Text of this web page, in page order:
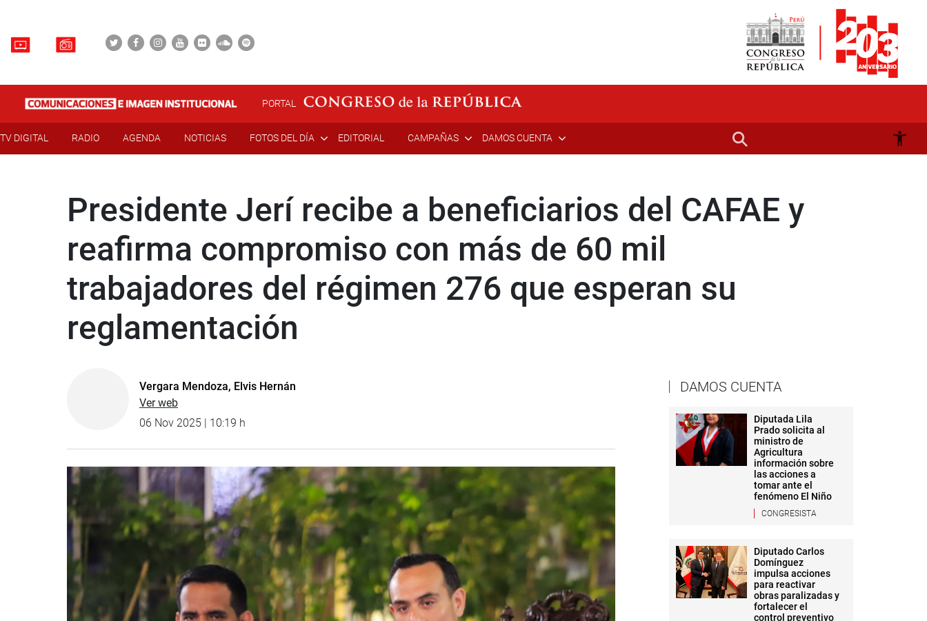
PORTAL
TV DIGITAL RADIO AGENDA NOTICIAS FOTOS DEL DÍA EDITORIAL CAMPAÑAS DAMOS CUENTA
Presidente Jerí recibe a beneficiarios del CAFAE y
reafirma compromiso con más de 60 mil
trabajadores del régimen 276 que esperan su
reglamentación
Vergara Mendoza, Elvis Hernán
Ver web
06 Nov 2025 | 10:19 h
DAMOS CUENTA
Diputada Lila
Prado solicita al
ministro de
Agricultura
información sobre
las acciones a
tomar ante el
fenómeno El Niño
CONGRESISTA
Diputado Carlos
Domínguez
impulsa acciones
para reactivar
obras paralizadas y
fortalecer el
control preventivo